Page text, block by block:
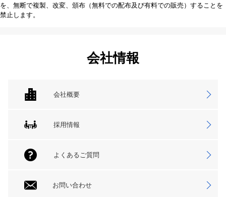
を、無断で複製、改変、頒布（無料での配布及び有料での販売）することを
禁止します。
会社情報
会社概要
採用情報
よくあるご質問
お問い合わせ